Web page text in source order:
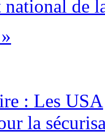
national de